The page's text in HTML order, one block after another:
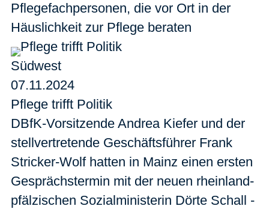
Pflegefachpersonen, die vor Ort in der
Häuslichkeit zur Pflege beraten
Südwest
07.11.2024
Pflege trifft Politik
DBfK-Vorsitzende Andrea Kiefer und der
stellvertretende Geschäftsführer Frank
Stricker-Wolf hatten in Mainz einen ersten
Gesprächstermin mit der neuen rheinland-
pfälzischen Sozialministerin Dörte Schall -